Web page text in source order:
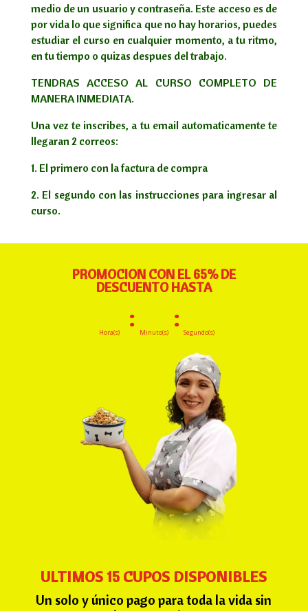
medio de un usuario y contraseña. Este acceso es de
por vida lo que significa que no hay horarios, puedes
estudiar el curso en cualquier momento, a tu ritmo,
en tu tiempo o quizas despues del trabajo.
TENDRAS ACCESO AL CURSO COMPLETO DE
MANERA INMEDIATA.
Una vez te inscribes, a tu email automaticamente te
llegaran 2 correos:
1. El primero con la factura de compra
2. El segundo con las instrucciones para ingresar al
curso.
PROMOCION CON EL 65% DE
DESCUENTO HASTA
Hora(s)
:
Minuto(s)
:
Segundo(s)
ULTIMOS 15 CUPOS DISPONIBLES
Un solo y único pago para toda la vida sin